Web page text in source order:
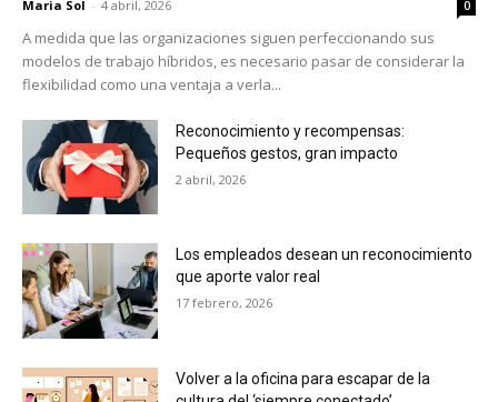
Maria Sol - 4 abril, 2026 0
A medida que las organizaciones siguen perfeccionando sus
modelos de trabajo híbridos, es necesario pasar de considerar la
flexibilidad como una ventaja a verla...
Reconocimiento y recompensas:
Pequeños gestos, gran impacto
2 abril, 2026
Los empleados desean un reconocimiento
que aporte valor real
17 febrero, 2026
Volver a la oficina para escapar de la